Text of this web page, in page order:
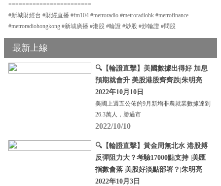
========================
#新城財經台 #財經直播 #fm104 #metroradio #metroradiohk #metrofinance
#metroradiohongkong #新城廣播 #港股 #輪證 #炒股 #炒輪證 #問股
最新上線
🔍【輪證直擊】美國數據出得好 加息
預期就會升 美股港股齊齊跌|朱明亮
2022年10月10日
美國上週五公佈的9月新增非農就業數據達到
26.3萬人，勝過市
2022/10/10
🔍【輪證直擊】黃金周無北水 港股搏
反彈阻力大？考驗17000點支持 |美匯
指數會落 美股好淡點部署？|朱明亮
2022年10月3日